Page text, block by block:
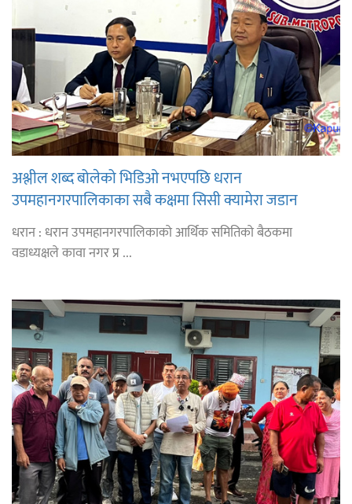
अश्लील शब्द बोलेको भिडिओ नभएपछि धरान
उपमहानगरपालिकाका सबै कक्षमा सिसी क्यामेरा जडान
धरान : धरान उपमहानगरपालिकाको आर्थिक समितिको बैठकमा
वडाध्यक्षले कावा नगर प्र ...